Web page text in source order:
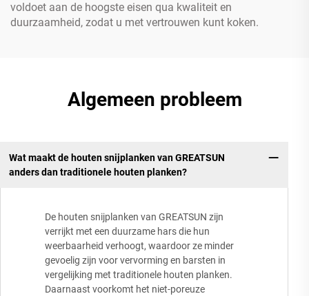
voldoet aan de hoogste eisen qua kwaliteit en
duurzaamheid, zodat u met vertrouwen kunt koken.
Algemeen probleem
Wat maakt de houten snijplanken van GREATSUN
anders dan traditionele houten planken?
De houten snijplanken van GREATSUN zijn
verrijkt met een duurzame hars die hun
weerbaarheid verhoogt, waardoor ze minder
gevoelig zijn voor vervorming en barsten in
vergelijking met traditionele houten planken.
Daarnaast voorkomt het niet-poreuze